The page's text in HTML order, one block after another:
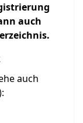
auch
auch